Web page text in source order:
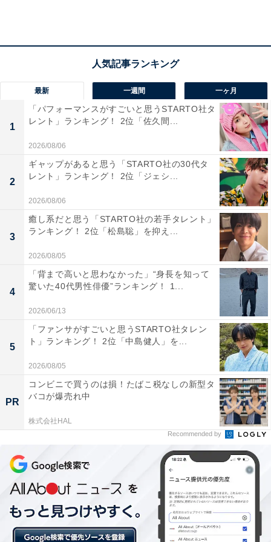
居住者のコメントには「大好きな犬を飼うことができて
いて、犬に関係する仕事に就けていること」「家族関係
が良好で一応健康で、生活に困っていないので」「お金
の心配はあまりないし家族にも恵まれている」などの声
が寄せられ、家庭の心地よい日常生活が幸福度の高さに
つながっている様子が感じられます。
※回答者のコメントは原文ママです
All About ニュースの編集者。オールアバウトに入社後、SNSトレン
ドにフォーカスした記事執筆やSEOライティングの経験を経て、の
ちにAll About ニュースチームのメンバーに加入。現在は旅行・カル
チャー・エンタメなどを中心に企画編集を担当。東京都出身。居酒
屋巡りとスポーツ観戦が生きがい。
...続きを読む
次ページ
20位までの全ランキング結果を見
る
最新 一週間 一ヶ月
1
「パフォーマンスがすごいと思うSTARTO社タ
レント」ランキング！ 2位「佐久間...
2026/08/06
2
ギャップがあると思う「STARTO社の30代タ
レント」ランキング！ 2位「ジェシ...
2026/08/06
3
癒し系だと思う「STARTO社の若手タレント」
ランキング！ 2位「松島聡」を抑え...
2026/08/05
4
「背まで高いと思わなかった」“身長を知って
驚いた40代男性俳優”ランキング！ 1...
2026/06/13
5
「ファンサがすごいと思うSTARTO社タレン
ト」ランキング！ 2位「中島健人」を...
2026/08/05
PR
コンビニで買うのは損！たばこ税なしの新型タ
バコが爆売れ中
株式会社HAL
Recommended by